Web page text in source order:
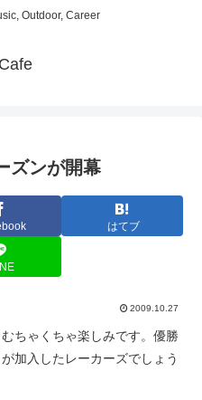
Outdoor, Career
ズンが開幕
はてブ
2009.10.27
ちゃくちゃ楽しみです。優勝
加入したレーカーズでしょう